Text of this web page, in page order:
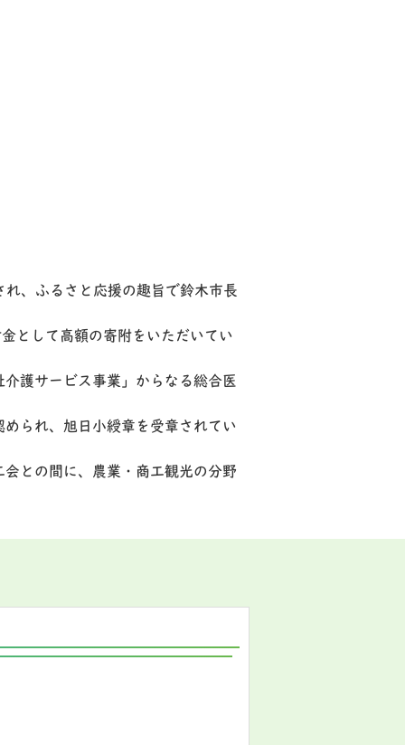
、ふるさと応援の趣旨で鈴木市長
として高額の寄附をいただいてい
護サービス事業」からなる総合医
られ、旭日小綬章を受章されてい
との間に、農業・商工観光の分野